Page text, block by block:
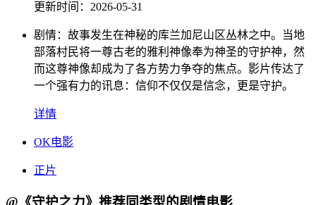
更新时间： 2026-05-31
剧情： 故事发生在神秘的库兰加尼山区丛林之中。当地
部落村民将一尊古老的雅利神像奉为神圣的守护神，然
而这尊神像却成为了各方势力争夺的焦点。影片传达了
一个强有力的讯息：信仰不仅仅是信念，更是守护。
详情
OK电影
正片
@《守护之力》推荐同类型的剧情电影